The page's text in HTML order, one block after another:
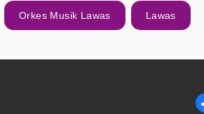
Orkes Musik Lawas Lawas